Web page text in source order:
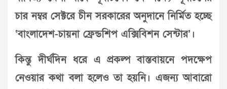
চার নম্বর সেক্টরে চীন সরকারের অনুদানে নির্মিত হচ্ছে
‘বাংলাদেশ-চায়না ফ্রেন্ডশিপ এক্সিবিশন সেন্টার’।
কিন্তু দীর্ঘদিন ধরে এ প্রকল্প বাস্তবায়নে পদক্ষেপ
নেওয়ার কথা বলা হলেও তা হয়নি। এজন্য আবারো